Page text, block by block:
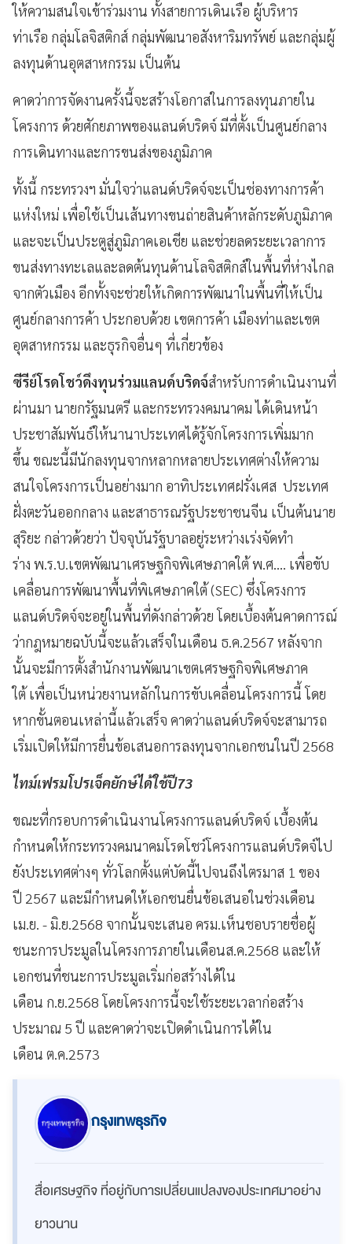
ให้ความสนใจเข้าร่วมงาน ทั้งสายการเดินเรือ ผู้บริหาร
ท่าเรือ กลุ่มโลจิสติกส์ กลุ่มพัฒนาอสังหาริมทรัพย์ และกลุ่มผู้
ลงทุนด้านอุตสาหกรรม เป็นต้น
คาดว่าการจัดงานครั้งนี้จะสร้างโอกาสในการลงทุนภายใน
โครงการ ด้วยศักยภาพของแลนด์บริดจ์ มีที่ตั้งเป็นศูนย์กลาง
การเดินทางและการขนส่งของภูมิภาค
ทั้งนี้ กระทรวงฯ มั่นใจว่าแลนด์บริดจ์จะเป็นช่องทางการค้า
แห่งใหม่ เพื่อใช้เป็นเส้นทางขนถ่ายสินค้าหลักระดับภูมิภาค
และจะเป็นประตูสู่ภูมิภาคเอเชีย และช่วยลดระยะเวลาการ
ขนส่งทางทะเลและลดต้นทุนด้านโลจิสติกส์ในพื้นที่ห่างไกล
จากตัวเมือง อีกทั้งจะช่วยให้เกิดการพัฒนาในพื้นที่ให้เป็น
ศูนย์กลางการค้า ประกอบด้วย เขตการค้า เมืองท่าและเขต
อุตสาหกรรม และธุรกิจอื่นๆ ที่เกี่ยวข้อง
ซีรีย์โรดโชว์ดึงทุนร่วมแลนด์บริดจ์สำหรับการดำเนินงานที่
ผ่านมา นายกรัฐมนตรี และกระทรวงคมนาคม ได้เดินหน้า
ประชาสัมพันธ์ให้นานาประเทศได้รู้จักโครงการเพิ่มมาก
ขึ้น ขณะนี้มีนักลงทุนจากหลากหลายประเทศต่างให้ความ
สนใจโครงการเป็นอย่างมาก อาทิประเทศฝรั่งเศส ประเทศ
ฝั่งตะวันออกกลาง และสาธารณรัฐประชาชนจีน เป็นต้นนาย
สุริยะ กล่าวด้วยว่า ปัจจุบันรัฐบาลอยู่ระหว่างเร่งจัดทำ
ร่าง พ.ร.บ.เขตพัฒนาเศรษฐกิจพิเศษภาคใต้ พ.ศ.... เพื่อขับ
เคลื่อนการพัฒนาพื้นที่พิเศษภาคใต้ (SEC) ซึ่งโครงการ
แลนด์บริดจ์จะอยู่ในพื้นที่ดังกล่าวด้วย โดยเบื้องต้นคาดการณ์
ว่ากฎหมายฉบับนี้จะแล้วเสร็จในเดือน ธ.ค.2567 หลังจาก
นั้นจะมีการตั้งสำนักงานพัฒนาเขตเศรษฐกิจพิเศษภาค
ใต้ เพื่อเป็นหน่วยงานหลักในการขับเคลื่อนโครงการนี้ โดย
หากขั้นตอนเหล่านี้แล้วเสร็จ คาดว่าแลนด์บริดจ์จะสามารถ
เริ่มเปิดให้มีการยื่นข้อเสนอการลงทุนจากเอกชนในปี 2568
ไทม์เฟรมโปรเจ็คยักษ์ได้ใช้ปี73
ขณะที่กรอบการดำเนินงานโครงการแลนด์บริดจ์ เบื้องต้น
กำหนดให้กระทรวงคมนาคมโรดโชว์โครงการแลนด์บริดจ์ไป
ยังประเทศต่างๆ ทั่วโลกตั้งแต่บัดนี้ไปจนถึงไตรมาส 1 ของ
ปี 2567 และมีกำหนดให้เอกชนยื่นข้อเสนอในช่วงเดือน
เม.ย. - มิ.ย.2568 จากนั้นจะเสนอ ครม.เห็นชอบรายชื่อผู้
ชนะการประมูลในโครงการภายในเดือนส.ค.2568 และให้
เอกชนที่ชนะการประมูลเริ่มก่อสร้างได้ใน
เดือน ก.ย.2568 โดยโครงการนี้จะใช้ระยะเวลาก่อสร้าง
ประมาณ 5 ปี และคาดว่าจะเปิดดำเนินการได้ใน
เดือน ต.ค.2573
กรุงเทพธุรกิจ
สื่อเศรษฐกิจ ที่อยู่กับการเปลี่ยนแปลงของประเทศมาอย่าง
ยาวนาน